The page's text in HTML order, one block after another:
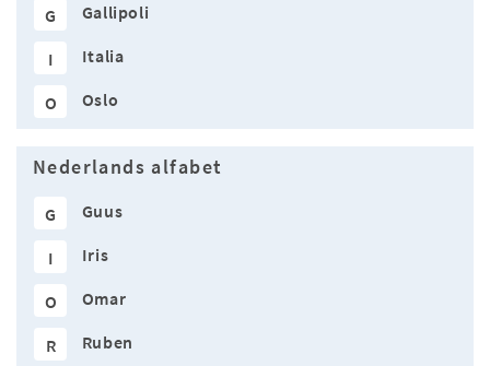
G Gallipoli
I Italia
O Oslo
Nederlands alfabet
G Guus
I Iris
O Omar
R Ruben